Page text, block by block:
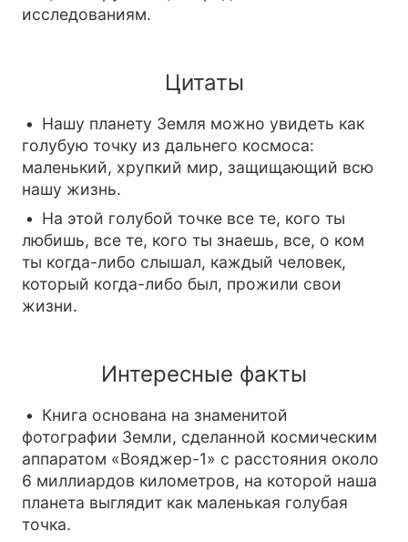
исследованиям.
Цитаты
Нашу планету Земля можно увидеть как
голубую точку из дальнего космоса:
маленький, хрупкий мир, защищающий всю
нашу жизнь.
На этой голубой точке все те, кого ты
любишь, все те, кого ты знаешь, все, о ком
ты когда-либо слышал, каждый человек,
который когда-либо был, прожили свои
жизни.
Интересные факты
Книга основана на знаменитой
фотографии Земли, сделанной космическим
аппаратом «Вояджер-1» с расстояния около
6 миллиардов километров, на которой наша
планета выглядит как маленькая голубая
точка.